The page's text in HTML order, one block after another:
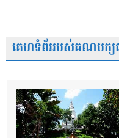
គេហទំព័ររបស់គណបក្សត